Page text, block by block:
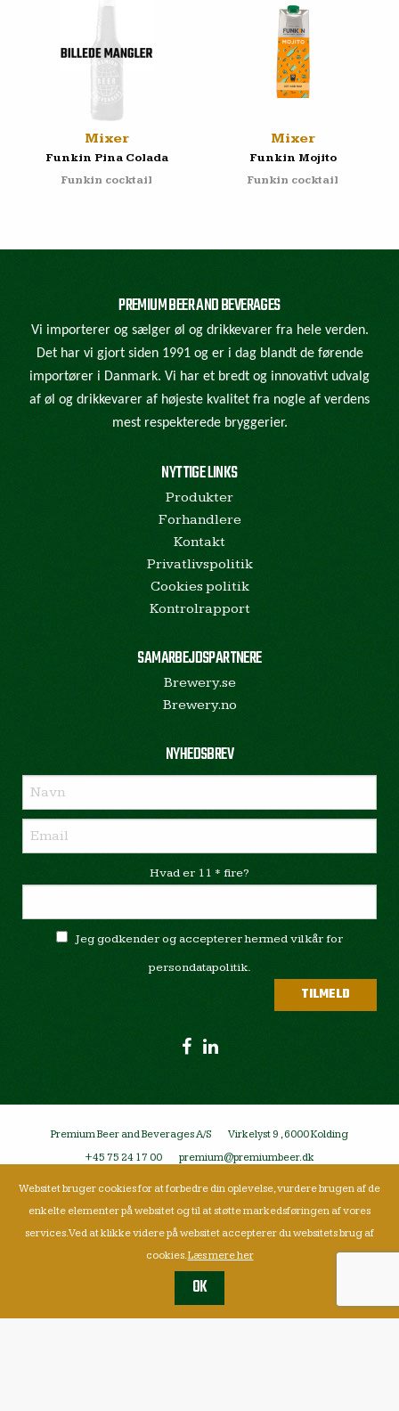
Mixer
Funkin Pina Colada
Funkin cocktail
Mixer
Funkin Mojito
Funkin cocktail
PREMIUM BEER AND BEVERAGES
Vi importerer og sælger øl og drikkevarer fra hele verden.
Det har vi gjort siden 1991 og er i dag blandt de førende
importører i Danmark. Vi har et bredt og innovativt udvalg
af øl og drikkevarer af højeste kvalitet fra nogle af verdens
mest respekterede bryggerier.
NYTTIGE LINKS
Produkter
Forhandlere
Kontakt
Privatlivspolitik
Cookies politik
Kontrolrapport
SAMARBEJDSPARTNERE
Brewery.se
Brewery.no
NYHEDSBREV
Hvad er 11 * fire?
Jeg godkender og accepterer hermed vilkår for
persondatapolitik.
Premium Beer and Beverages A/S
Virkelyst 9 , 6000 Kolding
+45 75 24 17 00
premium@premiumbeer.dk
Websitet bruger cookies for at forbedre din oplevelse, vurdere brugen af de
enkelte elementer på websitet og til at støtte markedsføringen af vores
services. Ved at klikke videre på websitet accepterer du websitets brug af
cookies.Læs mere her
OK